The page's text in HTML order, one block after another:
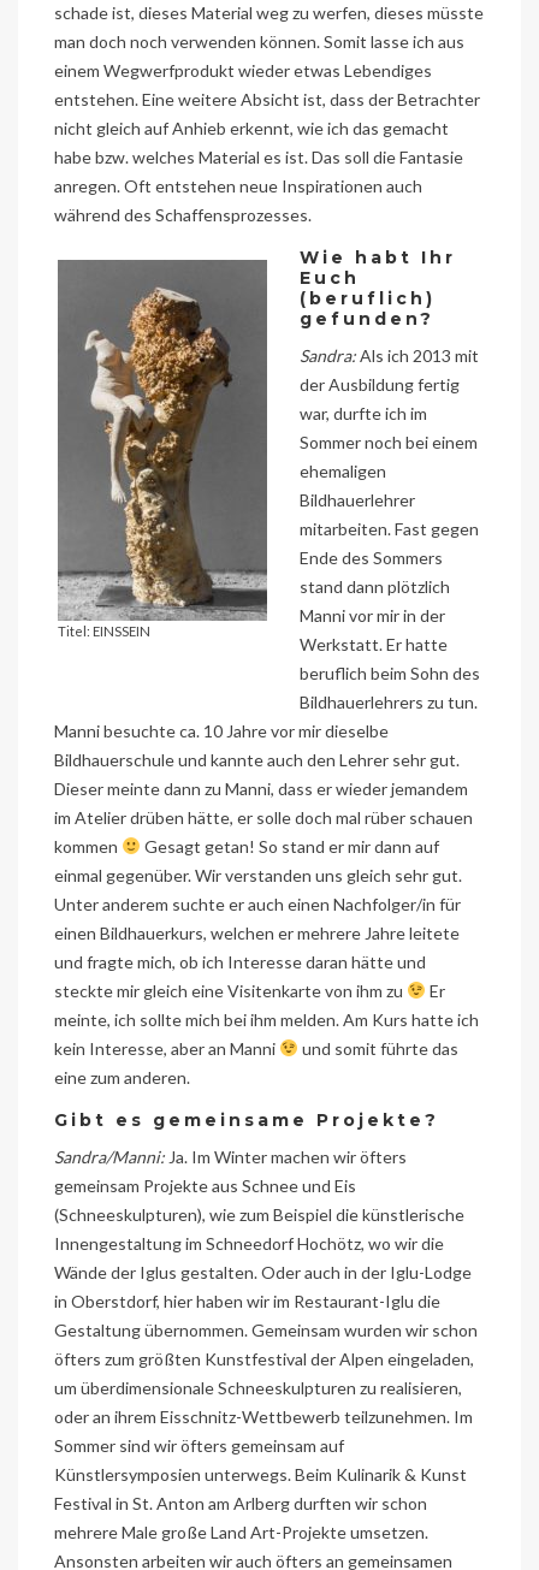
schade ist, dieses Material weg zu werfen, dieses müsste
man doch noch verwenden können. Somit lasse ich aus
einem Wegwerfprodukt wieder etwas Lebendiges
entstehen. Eine weitere Absicht ist, dass der Betrachter
nicht gleich auf Anhieb erkennt, wie ich das gemacht
habe bzw. welches Material es ist. Das soll die Fantasie
anregen. Oft entstehen neue Inspirationen auch
während des Schaffensprozesses.
Titel: EINSSEIN
Wie habt Ihr
Euch
(beruflich)
gefunden?
Sandra:Als ich 2013 mit
der Ausbildung fertig
war, durfte ich im
Sommer noch bei einem
ehemaligen
Bildhauerlehrer
mitarbeiten. Fast gegen
Ende des Sommers
stand dann plötzlich
Manni vor mir in der
Werkstatt. Er hatte
beruflich beim Sohn des
Bildhauerlehrers zu tun.
Manni besuchte ca. 10 Jahre vor mir dieselbe
Bildhauerschule und kannte auch den Lehrer sehr gut.
Dieser meinte dann zu Manni, dass er wieder jemandem
im Atelier drüben hätte, er solle doch mal rüber schauen
kommen
Gesagt getan! So stand er mir dann auf
einmal gegenüber. Wir verstanden uns gleich sehr gut.
Unter anderem suchte er auch einen Nachfolger/in für
einen Bildhauerkurs, welchen er mehrere Jahre leitete
und fragte mich, ob ich Interesse daran hätte und
steckte mir gleich eine Visitenkarte von ihm zu
Er
meinte, ich sollte mich bei ihm melden. Am Kurs hatte ich
kein Interesse, aber an Manni
und somit führte das
eine zum anderen.
Gibt es gemeinsame Projekte?
Sandra/Manni: Ja. Im Winter machen wir öfters
gemeinsam Projekte aus Schnee und Eis
(Schneeskulpturen), wie zum Beispiel die künstlerische
Innengestaltung im Schneedorf Hochötz, wo wir die
Wände der Iglus gestalten. Oder auch in der Iglu-Lodge
in Oberstdorf, hier haben wir im Restaurant-Iglu die
Gestaltung übernommen. Gemeinsam wurden wir schon
öfters zum größten Kunstfestival der Alpen eingeladen,
um überdimensionale Schneeskulpturen zu realisieren,
oder an ihrem Eisschnitz-Wettbewerb teilzunehmen. Im
Sommer sind wir öfters gemeinsam auf
Künstlersymposien unterwegs. Beim Kulinarik & Kunst
Festival in St. Anton am Arlberg durften wir schon
mehrere Male große Land Art-Projekte umsetzen.
Ansonsten arbeiten wir auch öfters an gemeinsamen